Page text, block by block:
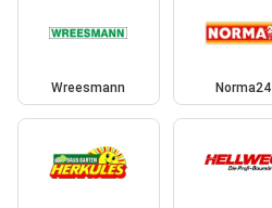
Wreesmann Norma24